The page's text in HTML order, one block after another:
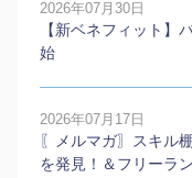
2026年07月30日
【新ベネフィット】
始
2026年07月17日
〖メルマガ〗スキル
を発見！＆フリーラ